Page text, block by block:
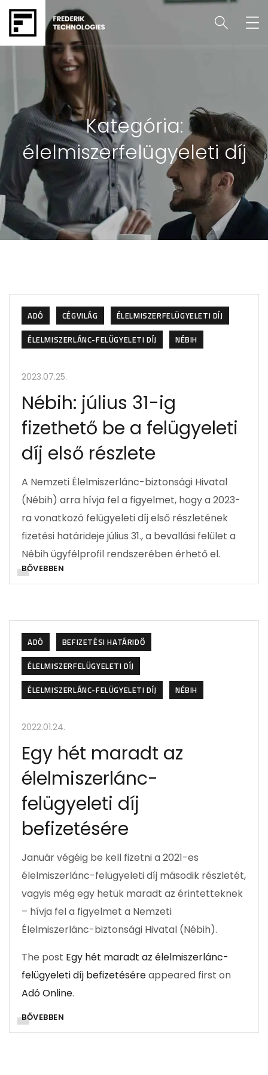
Kategória:
élelmiszerfelügyeleti díj
ADÓ CÉGVILÁG
ÉLELMISZERFELÜGYELETI DÍJ
ÉLELMISZERLÁNC-FELÜGYELETI DÍJ
NÉBIH
2023.07.25.
Nébih: július 31-ig
fizethető be a felügyeleti
díj első részlete
A Nemzeti Élelmiszerlánc-biztonsági Hivatal
(Nébih) arra hívja fel a figyelmet, hogy a 2023-
ra vonatkozó felügyeleti díj első részletének
fizetési határideje július 31., a bevallási felület a
Nébih ügyfélprofil rendszerében érhető el.
BŐVEBBEN
ADÓ
BEFIZETÉSI HATÁRIDŐ
ÉLELMISZERFELÜGYELETI DÍJ
ÉLELMISZERLÁNC-FELÜGYELETI DÍJ
NÉBIH
2022.01.24.
Egy hét maradt az
élelmiszerlánc-
felügyeleti díj
befizetésére
Január végéig be kell fizetni a 2021-es
élelmiszerlánc-felügyeleti díj második részletét,
vagyis még egy hetük maradt az érintetteknek
– hívja fel a figyelmet a Nemzeti
Élelmiszerlánc-biztonsági Hivatal (Nébih).
The post Egy hét maradt az élelmiszerlánc-
felügyeleti díj befizetéséreappeared first on
Adó Online.
BŐVEBBEN